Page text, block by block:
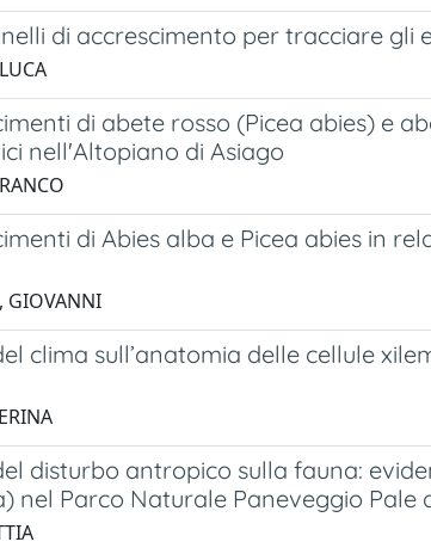
di accrescimento per tracciare gli
di abete rosso (Picea abies) e
nell'Altopiano di Asiago
di Abies alba e Picea abies in
GIOVANNI
clima sull’anatomia delle cellule
disturbo antropico sulla fauna:
nel Parco Naturale Paneveggio Pale